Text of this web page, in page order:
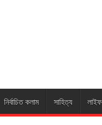
নির্বাচিত কলাম সাহিত্য